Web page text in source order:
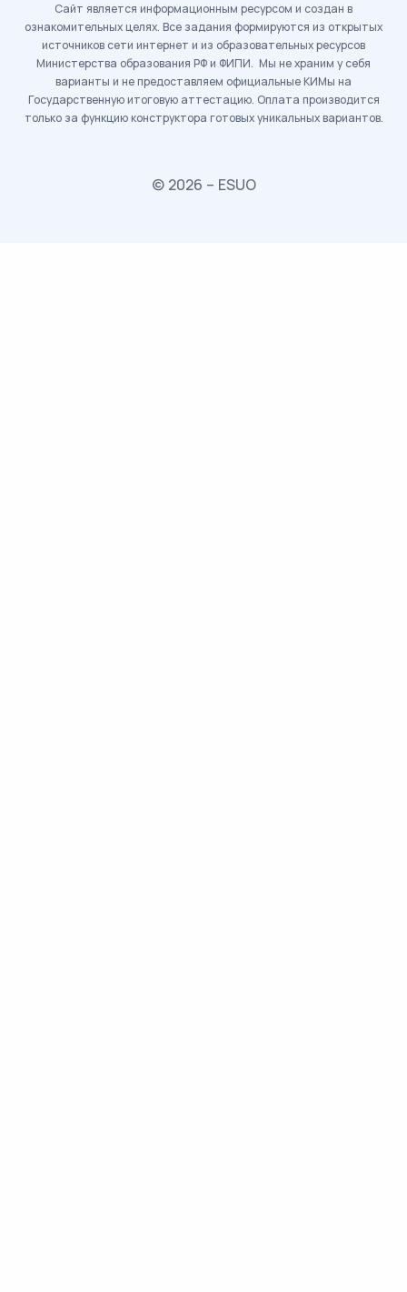
Сайт является информационным ресурсом и создан в
ознакомительных целях. Все задания формируются из открытых
источников сети интернет и из образовательных ресурсов
Министерства образования РФ и ФИПИ. Мы не храним у себя
варианты и не предоставляем официальные КИМы на
Государственную итоговую аттестацию. Оплата производится
только за функцию конструктора готовых уникальных вариантов.
© 2026 – ESUO